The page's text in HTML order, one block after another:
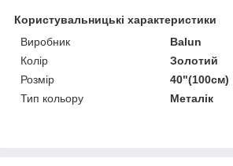
Користувальницькі характеристики
Виробник
Balun
Колір
Золотий
Розмір
40"(100см)
Тип кольору
Металік